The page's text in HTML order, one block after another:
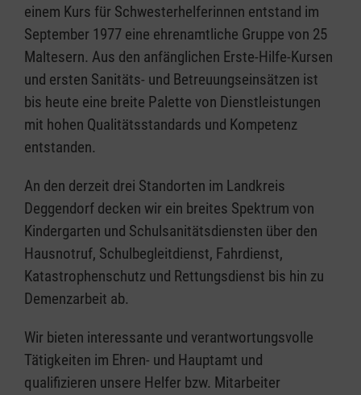
einem Kurs für Schwesterhelferinnen entstand im
September 1977 eine ehrenamtliche Gruppe von 25
Maltesern. Aus den anfänglichen Erste-Hilfe-Kursen
und ersten Sanitäts- und Betreuungseinsätzen ist
bis heute eine breite Palette von Dienstleistungen
mit hohen Qualitätsstandards und Kompetenz
entstanden.
An den derzeit drei Standorten im Landkreis
Deggendorf decken wir ein breites Spektrum von
Kindergarten und Schulsanitätsdiensten über den
Hausnotruf, Schulbegleitdienst, Fahrdienst,
Katastrophenschutz und Rettungsdienst bis hin zu
Demenzarbeit ab.
Wir bieten interessante und verantwortungsvolle
Tätigkeiten im Ehren- und Hauptamt und
qualifizieren unsere Helfer bzw. Mitarbeiter